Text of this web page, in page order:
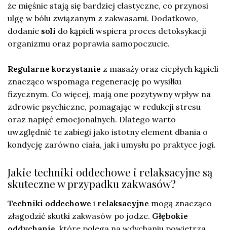
że mięśnie stają się bardziej elastyczne, co przynosi
ulgę w bólu związanym z zakwasami. Dodatkowo,
dodanie soli do kąpieli wspiera proces detoksykacji
organizmu oraz poprawia samopoczucie.
Regularne korzystanie z masaży oraz ciepłych kąpieli
znacząco wspomaga regenerację po wysiłku
fizycznym. Co więcej, mają one pozytywny wpływ na
zdrowie psychiczne, pomagając w redukcji stresu
oraz napięć emocjonalnych. Dlatego warto
uwzględnić te zabiegi jako istotny element dbania o
kondycję zarówno ciała, jak i umysłu po praktyce jogi.
Jakie techniki oddechowe i relaksacyjne są
skuteczne w przypadku zakwasów?
Techniki oddechowe i relaksacyjne mogą znacząco
złagodzić skutki zakwasów po jodze. Głębokie